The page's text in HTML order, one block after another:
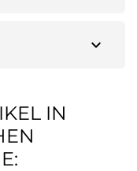
expand_more
IN